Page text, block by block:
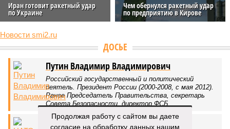
Иран готовит ракетный удар
по Украине
Чем обернулся ракетный удар
по предприятию в Кирове
Новости smi2.ru
ДОСЬЕ
Путин Владимир Владимирович
Российский государственный и политический
деятель. Президент России (2000-2008, с мая 2012).
Ранее Председатель Правительства, секретарь
Совета Безопасности, директор ФСБ.
НАТО
Продолжая работу с сайтом вы даете
согласие на обработку данных нашим